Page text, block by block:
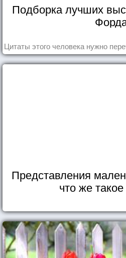
Подборка лучших
Цитаты этого человека нужно
Представления
что же